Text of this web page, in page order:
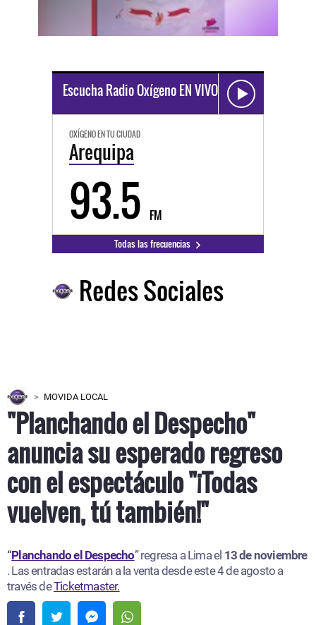
Escucha Radio Oxígeno EN VIVO
OXÍGENO EN TU CIUDAD
Arequipa
93.5 FM
Todas las frecuencias
Redes Sociales
MOVIDA LOCAL
"Planchando el Despecho"
anuncia su esperado regreso
con el espectáculo "¡Todas
vuelven, tú también!"
“Planchando el Despecho” regresa a Lima el 13 de noviembre
. Las entradas estarán a la venta desde este 4 de agosto a
través deTicketmaster.